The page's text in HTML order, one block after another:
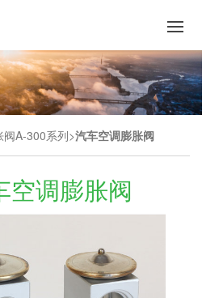
阀A-300系列 汽车空调膨胀阀
空调膨胀阀